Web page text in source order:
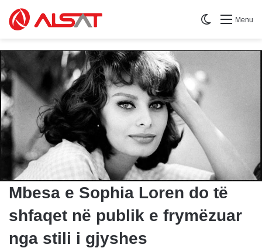
Menu
Switch skin
Mbesa e Sophia Loren do të
shfaqet në publik e frymëzuar
nga stili i gjyshes